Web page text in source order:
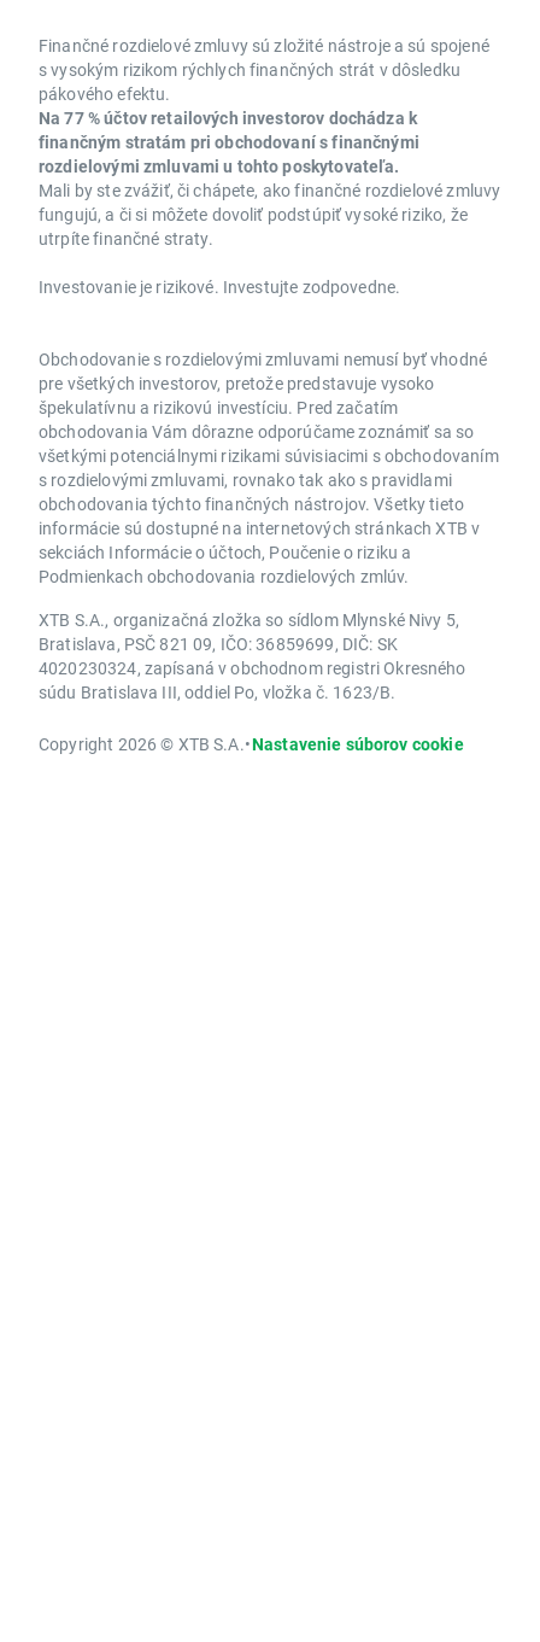
Finančné rozdielové zmluvy sú zložité nástroje a sú spojené
s vysokým rizikom rýchlych finančných strát v dôsledku
pákového efektu.
Na 77 % účtov retailových investorov dochádza k
finančným stratám pri obchodovaní s finančnými
rozdielovými zmluvami u tohto poskytovateľa.
Mali by ste zvážiť, či chápete, ako finančné rozdielové zmluvy
fungujú, a či si môžete dovoliť podstúpiť vysoké riziko, že
utrpíte finančné straty.
Investovanie je rizikové. Investujte zodpovedne.
Obchodovanie s rozdielovými zmluvami nemusí byť vhodné
pre všetkých investorov, pretože predstavuje vysoko
špekulatívnu a rizikovú investíciu. Pred začatím
obchodovania Vám dôrazne odporúčame zoznámiť sa so
všetkými potenciálnymi rizikami súvisiacimi s obchodovaním
s rozdielovými zmluvami, rovnako tak ako s pravidlami
obchodovania týchto finančných nástrojov. Všetky tieto
informácie sú dostupné na internetových stránkach XTB v
sekciách Informácie o účtoch, Poučenie o riziku a
Podmienkach obchodovania rozdielových zmlúv.
XTB S.A., organizačná zložka so sídlom Mlynské Nivy 5,
Bratislava, PSČ 821 09, IČO: 36859699, DIČ: SK
4020230324, zapísaná v obchodnom registri Okresného
súdu Bratislava III, oddiel Po, vložka č. 1623/B.
Copyright 2026 © XTB S.A.•Nastavenie súborov cookie